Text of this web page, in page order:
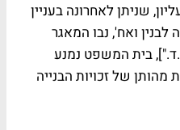
שניתן לאחרונה בעניין
חברה לבנין ואח', נבו המאגר
בית המשפט נמנע
של זכויות הבנייה